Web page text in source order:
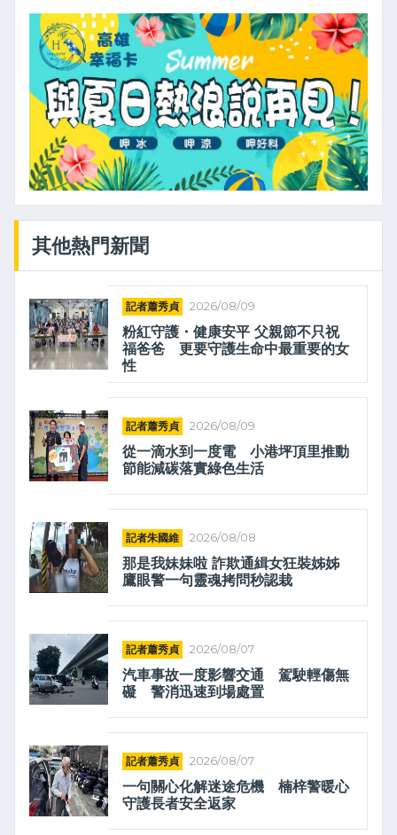
其他熱門新聞
記者蕭秀貞 2026/08/09
粉紅守護・健康安平 父親節不只祝
福爸爸 更要守護生命中最重要的女
性
記者蕭秀貞 2026/08/09
從一滴水到一度電 小港坪頂里推動
節能減碳落實綠色生活
記者朱國維 2026/08/08
那是我妹妹啦 詐欺通緝女狂裝姊姊
鷹眼警一句靈魂拷問秒認栽
記者蕭秀貞 2026/08/07
汽車事故一度影響交通 駕駛輕傷無
礙 警消迅速到場處置
記者蕭秀貞 2026/08/07
一句關心化解迷途危機 楠梓警暖心
守護長者安全返家